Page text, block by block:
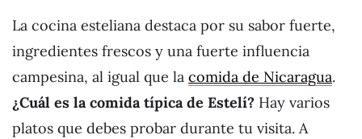
La cocina esteliana destaca por su sabor fuerte,
ingredientes frescos y una fuerte influencia
campesina, al igual que la comida de Nicaragua.
¿Cuál es la comida típica de Estelí? Hay varios
platos que debes probar durante tu visita. A